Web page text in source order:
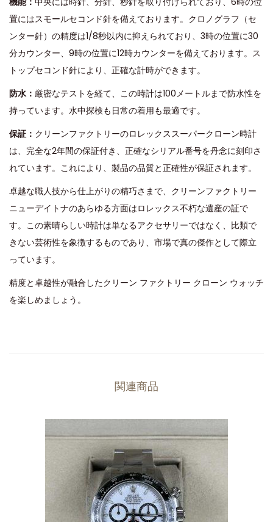
置にはスモールセコンド針を備えております。クロノグラフ（セ
ンター針）の精度は1/8秒以内に抑えられており、3時の位置に30
分カウンター、9時の位置に12時カウンターを備えております。ス
トップセコンド針により、正確な計時ができます。
防水： 厳密なテストを経て、この時計は100メートルまで防水性を
持っています。水中探検も日常の着用も最適です。
保証： クリーンファクトリーのロレックススーパークローン時計
は、完全な2年間の保証付き、正確なシリアル番号を丹念に刻印さ
れています。これにより、製品の品質と正確性が保証されます。
卓越な職人技から仕上がりの精巧さまで、クリーンファクトリー
ニューデイトナのあらゆる方面はロレックス不朽な遺産の証で
す。この素晴らしい時計は単なるアクセサリーではなく、比類で
きない芸術性を象徴するものであり、市場で真の傑作として際立
っています。
精度と卓越性が融合したクリーン ファクトリー クローン ウォッチ
を楽しめましょう。
関連商品